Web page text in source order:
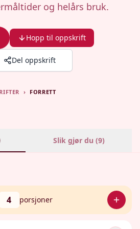
og helårs bruk.
Hopp til oppskrift
Del oppskrift
› FORRETT
Slik gjør du (9)
4 porsjoner